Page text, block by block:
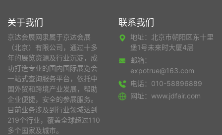
关于我们
京达会展网隶属于京达会展
（北京）有限公司，通过十多
年的展览资源及行业沉淀，成
功打造专业的国内国际展览会
一站式查询服务平台，依托中
国外贸和跨境产业发展，帮助
企业便捷，安全的参展服务。
目前业务涉及到行业领域达到
219个行业，覆盖全球超过110
多个国家及城市。
联系我们
地址：北京市朝阳区东十里
堡1号未来时大厦4层
邮箱：
expotrue@163.com
电话：010-58896889
网址：www.jdfair.com